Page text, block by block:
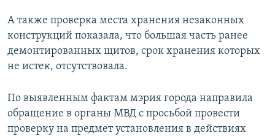
А также проверка места хранения незаконных
конструкций показала, что большая часть ранее
демонтированных щитов, срок хранения которых
не истек, отсутствовала.
По выявленным фактам мэрия города направила
обращение в органы МВД с просьбой провести
проверку на предмет установления в действиях